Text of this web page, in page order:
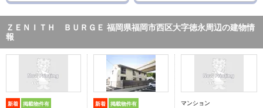
ＺＥＮＩＴＨ ＢＵＲＧＥ 福岡県福岡市西区大字徳永周辺の建物情
報
新着 掲載物件有 新着 掲載物件有
マンション